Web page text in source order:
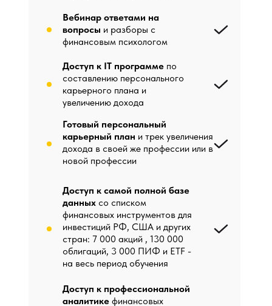
Доступ к профессиональной
аналитике финансовых
Готовый персональный
карьерный план и трек увеличения
дохода в своей же профессии или в
новой профессии
Доступ к самой полной базе
данных со списком
финансовых инструментов для
инвестиций РФ, США и других
стран: 7 000 акций , 130 000
облигаций, 3 000 ПИФ и ETF -
на весь период обучения
Вебинар ответами на
вопросы и разборы с
финансовым психологом
Доступ к IT программе по
составлению персонального
карьерного плана и
увеличению дохода